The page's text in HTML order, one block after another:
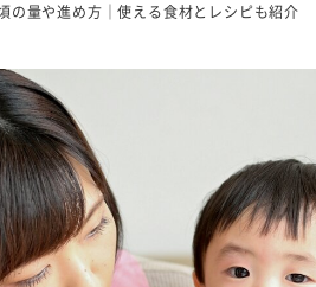
の量や進め方｜使える食材とレシピも紹介